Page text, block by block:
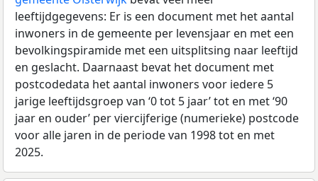
leeftijdgegevens: Er is een document met het aantal
inwoners in de gemeente per levensjaar en met een
bevolkingspiramide met een uitsplitsing naar leeftijd
en geslacht. Daarnaast bevat het document met
postcodedata het aantal inwoners voor iedere 5
jarige leeftijdsgroep van ‘0 tot 5 jaar’ tot en met ‘90
jaar en ouder’ per viercijferige (numerieke) postcode
voor alle jaren in de periode van 1998 tot en met
2025.